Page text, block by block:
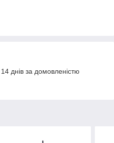
днів за домовленістю